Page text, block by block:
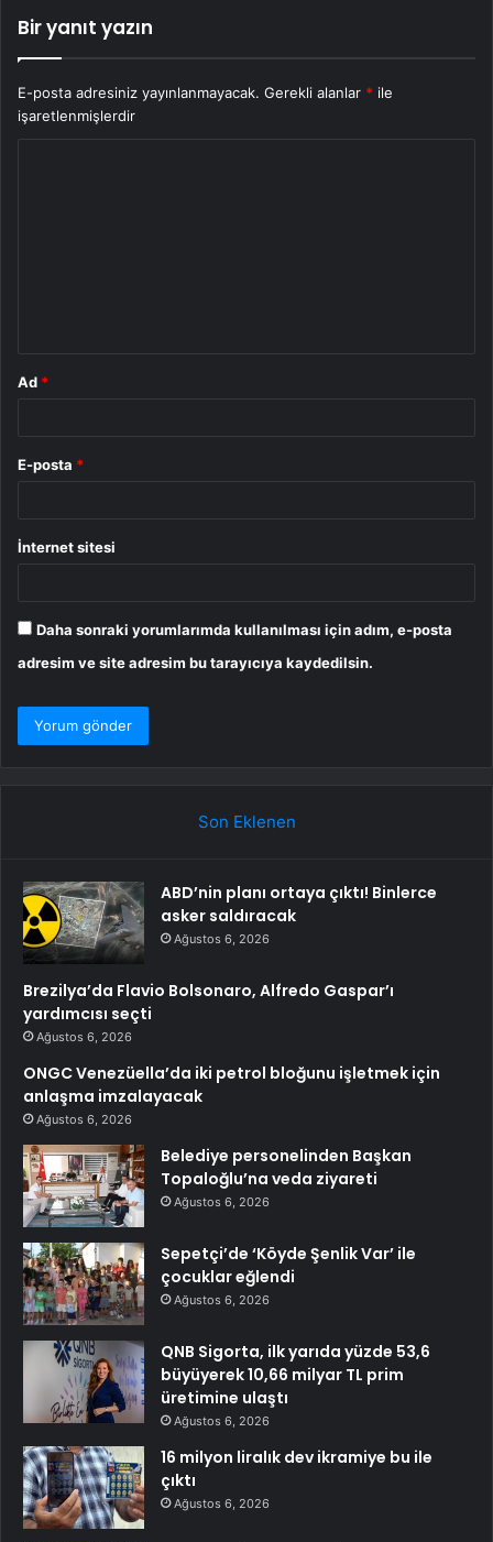
Bir yanıt yazın
E-posta adresiniz yayınlanmayacak. Gerekli alanlar * ile
işaretlenmişlerdir
Ad *
E-posta *
İnternet sitesi
Daha sonraki yorumlarımda kullanılması için adım, e-posta
adresim ve site adresim bu tarayıcıya kaydedilsin.
Son Eklenen
ABD’nin planı ortaya çıktı! Binlerce
asker saldıracak
Ağustos 6, 2026
Brezilya’da Flavio Bolsonaro, Alfredo Gaspar’ı
yardımcısı seçti
Ağustos 6, 2026
ONGC Venezüella’da iki petrol bloğunu işletmek için
anlaşma imzalayacak
Ağustos 6, 2026
Belediye personelinden Başkan
Topaloğlu’na veda ziyareti
Ağustos 6, 2026
Sepetçi’de ‘Köyde Şenlik Var’ ile
çocuklar eğlendi
Ağustos 6, 2026
QNB Sigorta, ilk yarıda yüzde 53,6
büyüyerek 10,66 milyar TL prim
üretimine ulaştı
Ağustos 6, 2026
16 milyon liralık dev ikramiye bu ile
çıktı
Ağustos 6, 2026